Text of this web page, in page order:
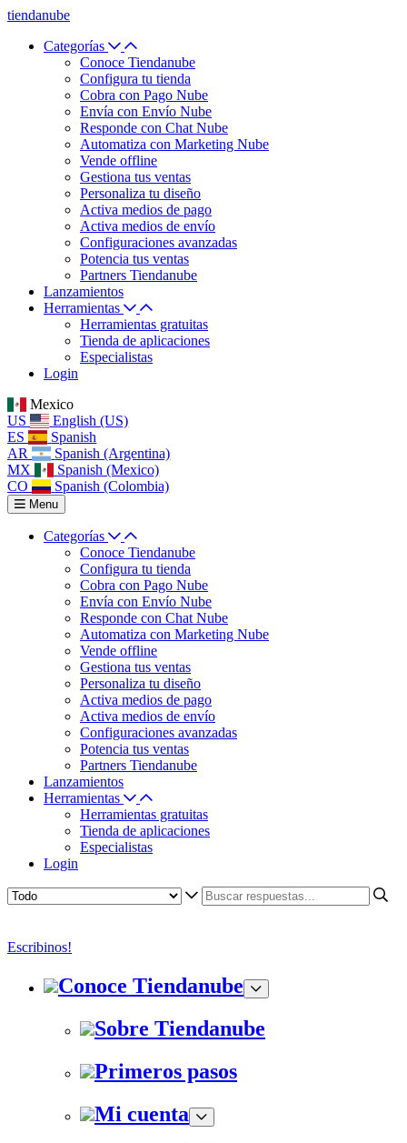
tiendanube
Categorías
Conoce Tiendanube
Configura tu tienda
Cobra con Pago Nube
Envía con Envío Nube
Responde con Chat Nube
Automatiza con Marketing Nube
Vende offline
Gestiona tus ventas
Personaliza tu diseño
Activa medios de pago
Activa medios de envío
Configuraciones avanzadas
Potencia tus ventas
Partners Tiendanube
Lanzamientos
Herramientas
Herramientas gratuitas
Tienda de aplicaciones
Especialistas
Login
Mexico
US
English (US)
ES
Spanish
AR
Spanish (Argentina)
MX
Spanish (Mexico)
CO
Spanish (Colombia)
Menu
Categorías
Conoce Tiendanube
Configura tu tienda
Cobra con Pago Nube
Envía con Envío Nube
Responde con Chat Nube
Automatiza con Marketing Nube
Vende offline
Gestiona tus ventas
Personaliza tu diseño
Activa medios de pago
Activa medios de envío
Configuraciones avanzadas
Potencia tus ventas
Partners Tiendanube
Lanzamientos
Herramientas
Herramientas gratuitas
Tienda de aplicaciones
Especialistas
Login
Escribinos!
Conoce Tiendanube
Sobre Tiendanube
Primeros pasos
Mi cuenta